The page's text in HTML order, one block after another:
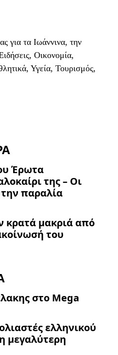
για τα Ιωάννινα, την
Οικονομία,
Υγεία, Τουρισμός,
Έρωτα
της – Οι
παραλία
κρατά μακριά από
του
στο Mega
ελληνικού
μεγαλύτερη